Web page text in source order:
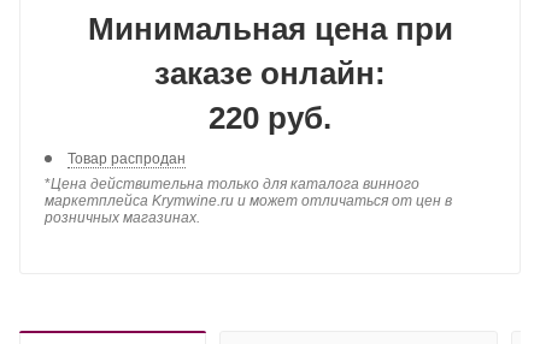
Минимальная цена при
заказе онлайн:
220 руб.
Товар распродан
*Цена действительна только для каталога винного
маркетплейса Krymwine.ru и может отличаться от цен в
розничных магазинах.